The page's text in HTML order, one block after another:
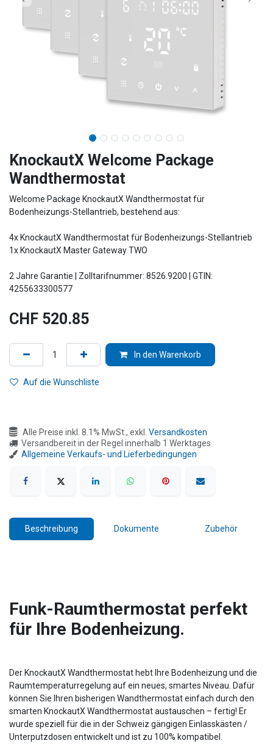
​​​​​​​​​​​​KnockautX Welcome Package
Wandthermostat
Welcome Package KnockautX Wandthermostat für
Bodenheizungs-Stellantrieb, bestehend aus:
4x KnockautX Wandthermostat für Bodenheizungs-Stellantrieb
1x KnockautX Master Gateway TWO
2 Jahre Garantie | Zolltarifnummer: 8526.9200 | GTIN:
4255633300577
CHF 520.85
In den Warenkorb
Auf die Wunschliste
Alle Preise inkl. 8.1% MwSt., exkl. Versandkosten
Versandbereit in der Regel innerhalb 1 Werktages
Allgemeine Verkaufs- und Lieferbedingungen
Beschreibung Dokumente Zubehör
Funk-Raumthermostat perfekt
für Ihre Bodenheizung.
Der KnockautX Wandthermostat hebt Ihre Bodenheizung und die
Raumtemperaturregelung auf ein neues, smartes Niveau. Dafür
können Sie Ihren bisherigen Wandthermostat einfach durch den
smarten KnockautX Wandthermostat austauschen – fertig! Er
wurde speziell für die in der Schweiz gängigen Einlasskästen /
Unterputzdosen entwickelt und ist zu 100% kompatibel.